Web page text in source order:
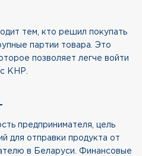
тем, кто решил покупать
партии товара. Это
позволяет легче войти
с КНР.
предпринимателя, цель
для отправки продукта от
в Беларуси. Финансовые